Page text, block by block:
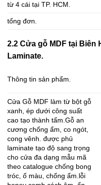
từ 4 cái tại TP. HCM.
tổng đơn.
2.2 Cửa gỗ MDF tại Biên
Laminate.
Thông tin sản phẩm.
Cửa Gỗ MDF làm từ bột gỗ
xanh, ép dưới công suất
cao tạo thành tấm.Gỗ an
cương chống ẩm, co ngót,
cong vênh. được phủ
laminate tạo độ sang trọng
cho cửa đa dạng mẫu mã
theo catalogue chống bong
tróc, ố màu, chống ẩm.lỗi